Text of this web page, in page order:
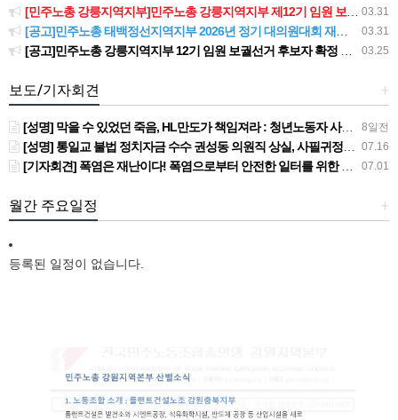
03.31
[민주노총 강릉지역지부]민주노총 강릉지역지부 제12기 임원 보궐선거결과 공고
03.31
[공고]민주노총 태백정선지역지부 2026년 정기 대의원대회 재소집 건
03.25
[공고]민주노총 강릉지역지부 12기 임원 보궐선거 후보자 확정 공고
+
보도/기자회견
8일전
[성명] 막을 수 있었던 죽음, HL만도가 책임져라 : 청년노동자 사망사고의 철저한 진상규명과 재발방지 대책 마련하라
07.16
[성명] 통일교 불법 정치자금 수수 권성동 의원직 상실, 사필귀정이다
07.01
[기자회견] 폭염은 재난이다! 폭염으로부터 안전한 일터를 위한 민주노총 강원지역본부 폭염감시단 선포 기자회견
+
월간 주요일정
등록된 일정이 없습니다.